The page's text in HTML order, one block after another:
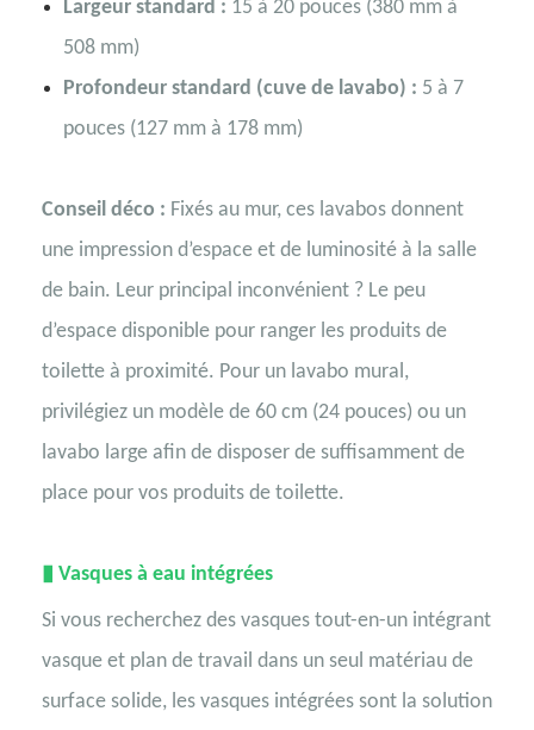
Largeur standard : 15 à 20 pouces (380 mm à
508 mm)
Profondeur standard (cuve de lavabo) : 5 à 7
pouces (127 mm à 178 mm)
Conseil déco : Fixés au mur, ces lavabos donnent
une impression d’espace et de luminosité à la salle
de bain. Leur principal inconvénient ? Le peu
d’espace disponible pour ranger les produits de
toilette à proximité. Pour un lavabo mural,
privilégiez un modèle de 60 cm (24 pouces) ou un
lavabo large afin de disposer de suffisamment de
place pour vos produits de toilette.
Vasques à eau intégrées
Si vous recherchez des vasques tout-en-un intégrant
vasque et plan de travail dans un seul matériau de
surface solide, les vasques intégrées sont la solution